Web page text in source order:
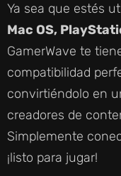
Ya sea que estés
Mac OS,
GamerWave te
compatibilidad
convirtiéndolo en
creadores de
Simplemente
¡listo para jugar!